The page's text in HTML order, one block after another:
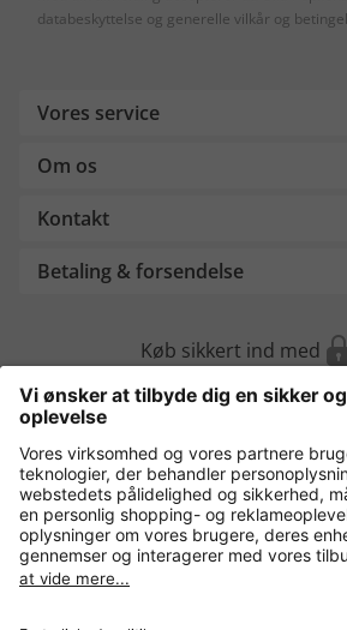
databeskyttelse og generelle vilkår og
Vores service
Om os
Kontakt
Betaling & forsendelse
Køb sikkert ind med
Flere webshops
Danmark